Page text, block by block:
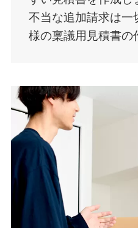
不当な追加請求は一
様の稟議用見積書の